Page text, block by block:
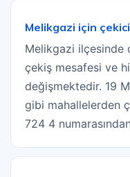
Melikgazi için
Melikgazi ilçesinde
çekiş mesafesi ve
değişmektedir. 19
gibi mahallelerden
724 4